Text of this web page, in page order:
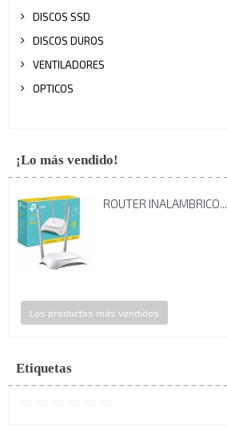
DISCOS SSD
DISCOS DUROS
VENTILADORES
OPTICOS
¡Lo más vendido!
ROUTER INALAMBRICO...
Los productos más vendidos
Etiquetas